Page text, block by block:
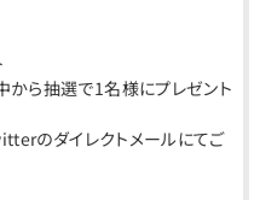
ら抽選で1名様にプレゼント
のダイレクトメールにてご